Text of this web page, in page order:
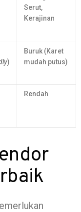
Serut,
Kerajinan
)
Buruk (Karet
mudah putus)
Rendah